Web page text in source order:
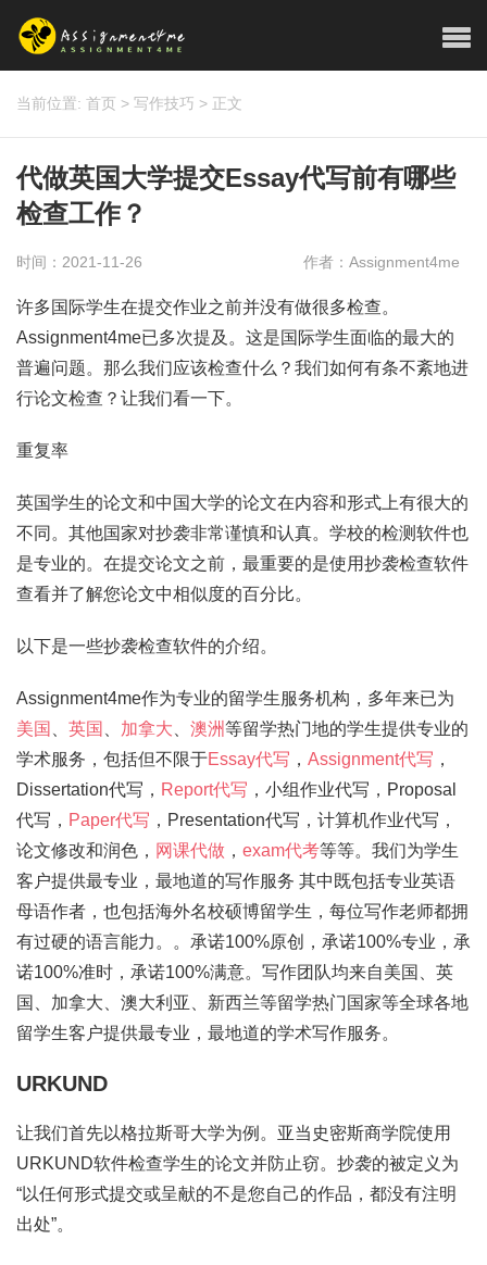
当前位置: 首页 > 写作技巧 > 正文
代做英国大学提交Essay代写前有哪些
检查工作？
时间：2021-11-26 作者：Assignment4me
许多国际学生在提交作业之前并没有做很多检查。
Assignment4me已多次提及。这是国际学生面临的最大的
普遍问题。那么我们应该检查什么？我们如何有条不紊地进
行论文检查？让我们看一下。
重复率
英国学生的论文和中国大学的论文在内容和形式上有很大的
不同。其他国家对抄袭非常谨慎和认真。学校的检测软件也
是专业的。在提交论文之前，最重要的是使用抄袭检查软件
查看并了解您论文中相似度的百分比。
以下是一些抄袭检查软件的介绍。
Assignment4me作为专业的留学生服务机构，多年来已为
美国
英国 加拿大 澳洲等留学热门地的学生提供专业的
学术服务，包括但不限于Essay代写 ， Assignment代写 ，
Dissertation代写， Report代写 ，小组作业代写，Proposal
代写， Paper代写 ，Presentation代写，计算机作业代写，
论文修改和润色， 网课代做 ， exam代考等等。我们为学生
客户提供最专业，最地道的写作服务 其中既包括专业英语
母语作者，也包括海外名校硕博留学生，每位写作老师都拥
有过硬的语言能力。。承诺100%原创，承诺100%专业，承
诺100%准时，承诺100%满意。写作团队均来自美国、英
国、加拿大、澳大利亚、新西兰等留学热门国家等全球各地
留学生客户提供最专业，最地道的学术写作服务。
URKUND
让我们首先以格拉斯哥大学为例。亚当史密斯商学院使用
URKUND软件检查学生的论文并防止窃。抄袭的被定义为
“以任何形式提交或呈献的不是您自己的作品，都没有注明
出处”。